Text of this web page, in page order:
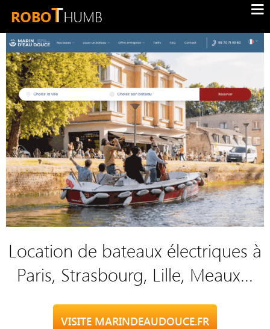
Location de bateaux électriques à
Paris, Strasbourg, Lille, Meaux...
VISITE MARINDEAUDOUCE.FR